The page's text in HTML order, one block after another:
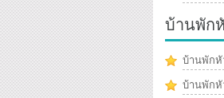
บ้านพัก
บ้านพักหั
บ้านพักหั